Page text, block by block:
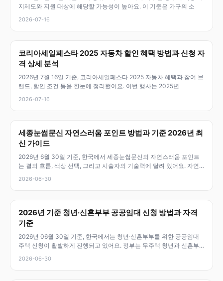
지제도와 지원 대상에 해당할 가능성이 높아요. 이 기준은 가구의 소
2026-07-16
코리아세일페스타 2025 자동차 할인 혜택 방법과 신청 자
격 상세 분석
2026년 7월 16일 기준, 코리아세일페스타 2025 자동차 혜택과 참여 브
랜드, 할인 조건 등을 한눈에 정리했어요. 이번 행사는 2025년
2026-07-16
세종눈썹문신 자연스러움 포인트 방법과 기준 2026년 최
신 가이드
2026년 6월 30일 기준, 한국에서 세종눈썹문신의 자연스러움 포인트
는 결의 흐름, 색상 선택, 그리고 시술자의 기술력에 달려 있어요. 자연
2026-06-30
2026년 기준 청년·신혼부부 공공임대 신청 방법과 자격
기준
2026년 06월 30일 기준, 한국에서는 청년·신혼부부를 위한 공공임대
주택 신청이 활발하게 진행되고 있어요. 정부는 무주택 청년과 신혼부
2026-06-30